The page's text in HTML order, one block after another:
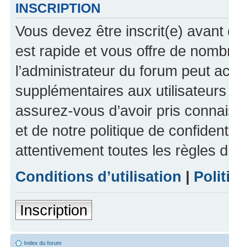
INSCRIPTION
Vous devez être inscrit(e) avant
est rapide et vous offre de
l’administrateur du forum peut
supplémentaires aux
assurez-vous d’avoir pris
et de notre politique de
attentivement toutes les règles
Conditions d’utilisation |
Inscription
Index du forum